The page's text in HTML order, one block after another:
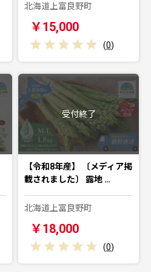
北海道上富良野町
￥15,000
(0)
受付終了
【令和8年産】 〔メディア掲
載されました〕 露地 …
北海道上富良野町
￥18,000
(0)